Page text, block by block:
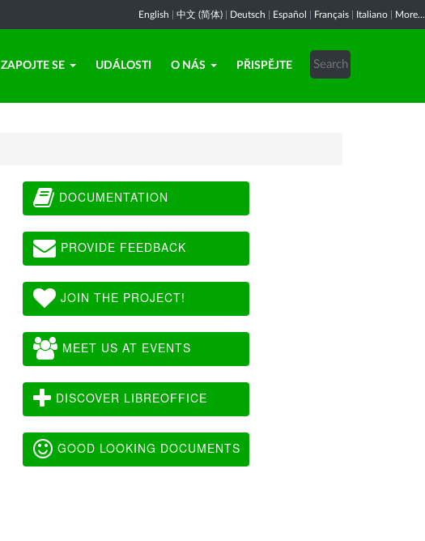
English 中文 (简体) Deutsch Español Français Italiano More...
ZAPOJTE SE UDÁLOSTI O NÁS PŘISPĚJTE
DOCUMENTATION
PROVIDE FEEDBACK
JOIN THE PROJECT!
MEET US AT EVENTS
DISCOVER LIBREOFFICE
GOOD LOOKING DOCUMENTS